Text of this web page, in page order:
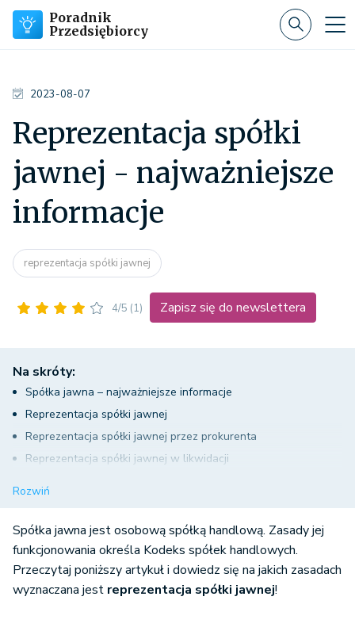
Poradnik
Przedsiębiorcy
2023-08-07
Reprezentacja spółki
jawnej - najważniejsze
informacje
reprezentacja spółki jawnej
4/5 (1) Zapisz się do newslettera
Na skróty:
Spółka jawna – najważniejsze informacje
Reprezentacja spółki jawnej
Reprezentacja spółki jawnej przez prokurenta
Reprezentacja spółki jawnej w likwidacji
Rozwiń
Spółka jawna jest osobową spółką handlową. Zasady jej
funkcjonowania określa Kodeks spółek handlowych.
Przeczytaj poniższy artykuł i dowiedz się na jakich zasadach
wyznaczana jest reprezentacja spółki jawnej!